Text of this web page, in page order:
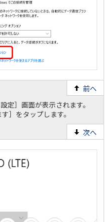
定］画面が表示されます。
す］をタップします。
前へ
次へ